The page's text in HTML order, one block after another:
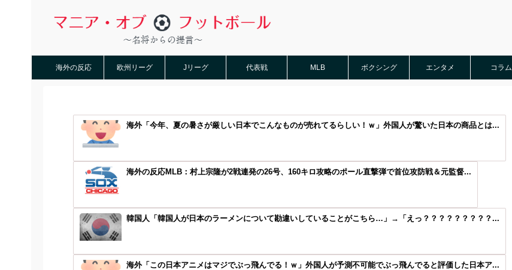
海外の反応 欧州リーグ Jリーグ 代表戦 MLB ボクシング エンタメ コラム
海外「今年、夏の暑さが厳しい日本でこんなものが売れてるらしい！ｗ」外国人が驚いた日本の商品とは...
海外の反応MLB：村上宗隆が2戦連発の26号、160キロ攻略のポール直撃弾で首位攻防戦＆元監督...
韓国人「韓国人が日本のラーメンについて勘違いしていることがこちら…」→「えっ？？？？？？？？？...
海外「この日本アニメはマジでぶっ飛んでる！ｗ」外国人が予測不可能でぶっ飛んでると評価した日本ア...